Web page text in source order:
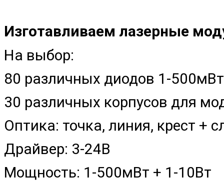
Изготавливаем лазерные
На выбор:
80 различных диодов 1-500мВт
30 различных корпусов для
Оптика: точка, линия, крест +
Драйвер: 3-24В
Мощность: 1-500мВт + 1-10Вт